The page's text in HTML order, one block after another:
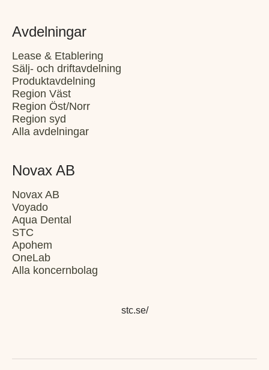
Avdelningar
Lease & Etablering
Sälj- och driftavdelning
Produktavdelning
Region Väst
Region Öst/Norr
Region syd
Alla avdelningar
Novax AB
Novax AB
Voyado
Aqua Dental
STC
Apohem
OneLab
Alla koncernbolag
stc.se/